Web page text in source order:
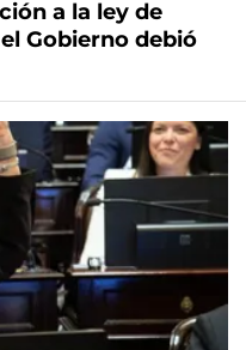
a la ley de
Gobierno debió